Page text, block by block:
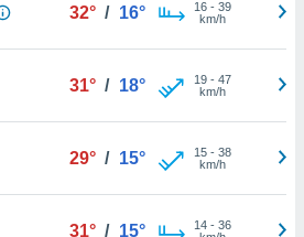
32° / 16° 16- 39
km/h
31° / 18° 19- 47
km/h
29° / 15° 15- 38
km/h
31° / 15° 14- 36